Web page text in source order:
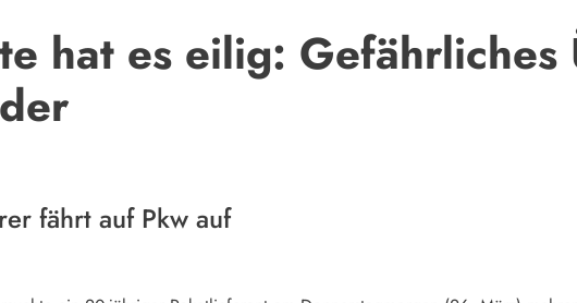
hat es eilig: Gefährliches
fährt auf Pkw auf